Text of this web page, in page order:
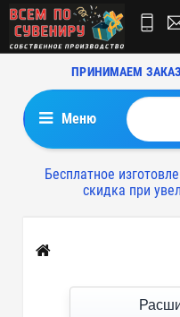
ПРИНИМАЕМ
Меню
Бесплатное
скидка при
Главная